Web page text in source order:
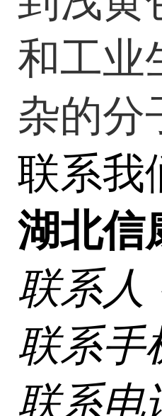
和工业
杂的分
联系我
湖北信
联系人
联系手
联系电